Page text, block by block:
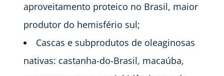
aproveitamento proteico no Brasil, maior
produtor do hemisfério sul;
Cascas e subprodutos de oleaginosas
nativas: castanha-do-Brasil, macaúba,